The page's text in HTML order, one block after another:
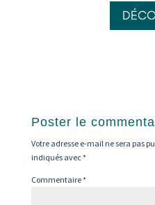
Poster le
Votre adresse e-mail ne sera pas
indiqués avec*
Commentaire*